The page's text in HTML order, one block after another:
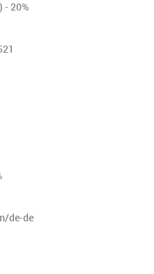
- 20%⁠⁠⁠⁠⁠⁠⁠⁠⁠⁠⁠⁠⁠⁠⁠⁠⁠⁠⁠⁠⁠
de-de⁠⁠⁠⁠⁠⁠⁠⁠⁠⁠⁠